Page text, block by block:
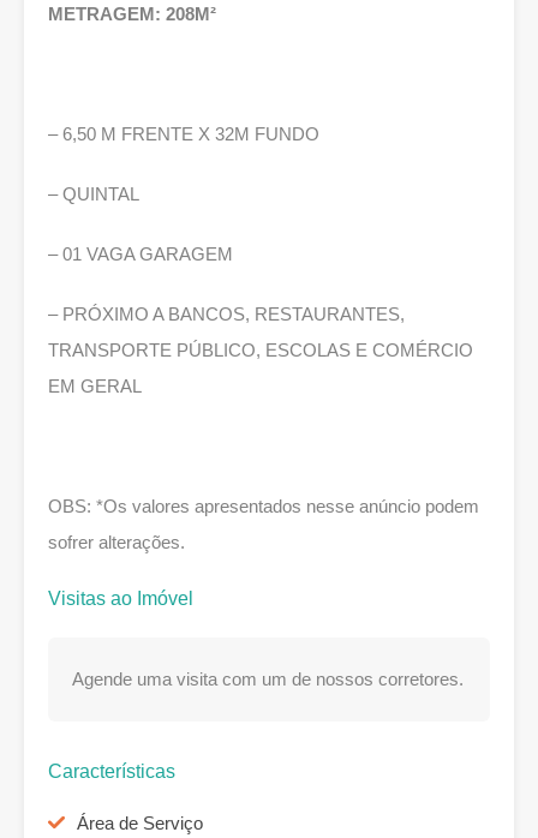
METRAGEM: 208M²
– 6,50 M FRENTE X 32M FUNDO
– QUINTAL
– 01 VAGA GARAGEM
– PRÓXIMO A BANCOS, RESTAURANTES,
TRANSPORTE PÚBLICO, ESCOLAS E COMÉRCIO
EM GERAL
OBS: *Os valores apresentados nesse anúncio podem
sofrer alterações.
Visitas ao Imóvel
Agende uma visita com um de nossos corretores.
Características
Área de Serviço